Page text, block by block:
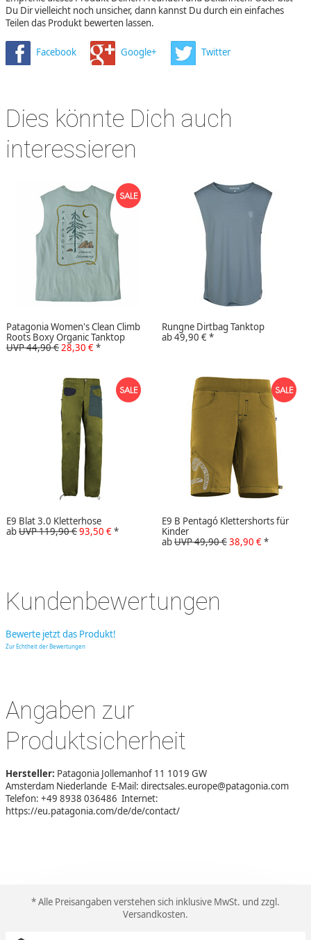
Du Dir vielleicht noch unsicher, dann kannst Du durch ein einfaches
Teilen das Produkt bewerten lassen.
Facebook Google+ Twitter
Dies könnte Dich auch
interessieren
Patagonia Women's Clean Climb
Roots Boxy Organic Tanktop
UVP 44,90 €28,30 €*
Rungne Dirtbag Tanktop
ab49,90 €*
E9 Blat 3.0 Kletterhose
abUVP 119,90 €93,50 €*
E9 B Pentagó Klettershorts für
Kinder
abUVP 49,90 €38,90 €*
Kundenbewertungen
Bewerte jetzt das Produkt!
Zur Echtheit der Bewertungen
Angaben zur
Produktsicherheit
Hersteller: Patagonia Jollemanhof 11 1019 GW
Amsterdam Niederlande E-Mail: directsales.europe@patagonia.com
Telefon: +49 8938 036486 Internet:
https://eu.patagonia.com/de/de/contact/
* Alle Preisangaben verstehen sich inklusive MwSt. und zzgl.
Versandkosten.